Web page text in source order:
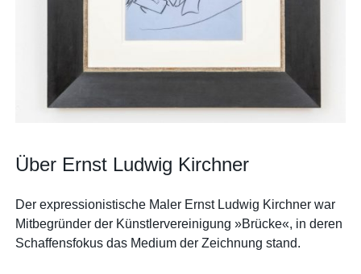
Über Ernst Ludwig Kirchner
Der expressionistische Maler Ernst Ludwig Kirchner war
Mitbegründer der Künstlervereinigung »Brücke«, in deren
Schaffensfokus das Medium der Zeichnung stand.